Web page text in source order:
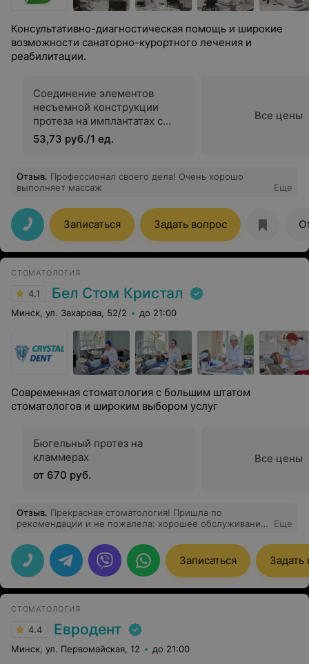
Консультативно-диагностическая помощь и широкие
возможности санаторно-курортного лечения и
реабилитации.
Соединение элементов
несъемной конструкции
протеза на имплантатах с
использованием винтов
53,73 руб./1 ед.
Все цены
Отзыв. Профессионал своего дела! Очень хорошо
выполняет массаж
Еще
Записаться Задать вопрос
СТОМАТОЛОГИЯ
4.1 Бел Стом Кристал
Минск, ул. Захарова, 52/2 до 21:00
Современная стоматология с большим штатом
стоматологов и широким выбором услуг
Бюгельный протез на
кламмерах
от 670 руб.
Все цены
Отзыв. Прекрасная стоматология! Пришла по
рекомендации и не пожалела: хорошее обслуживание,
грамотные специалисты! Рекомендую!
Еще
Записаться Задать
СТОМАТОЛОГИЯ
4.4 Евродент
Минск, ул. Первомайская, 12 до 21:00